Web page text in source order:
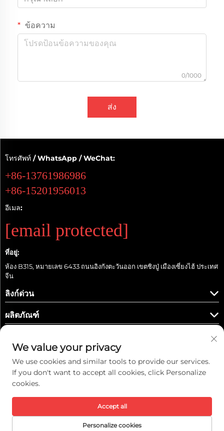
ข้อความ
0/1000
ส่ง
โทรศัพท์ / WhatsApp / WeChat:
+86-13761986986
+86-15201956013
อีเมล:
[email protected]
ที่อยู่:
ห้อง B315, หมายเลข 6433 ถนนอิงกังตะวันออก เขตชิงปู่ เมืองเซี่ยงไฮ้ ประเทศ
จีน
ลิงก์ด่วน
ผลิตภัณฑ์
ติดตามเรา
ลิขสิทธิ์ © 2026 บริษัท เค่ยวี อินเทลลิเจนท์ เทคโนโลยี (เซี่ยงไฮ้) จำกัด ทั้งหมดสงวน
We value your privacy
We use cookies and similar tools to provide our services.
If you don't want to accept all cookies, click Personalize
cookies.
Personalize cookies
Accept all